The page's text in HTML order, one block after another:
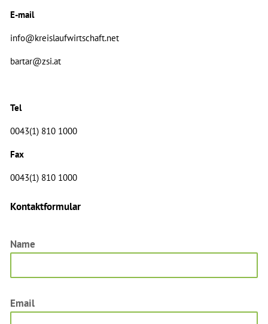
E-mail
info@kreislaufwirtschaft.net
bartar@zsi.at
Tel
0043(1) 810 1000
Fax
0043(1) 810 1000
Kontaktformular
Name
Email